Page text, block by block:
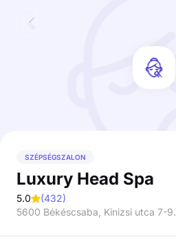
SZÉPSÉGSZALON
Luxury Head Spa
5.0 (432)
5600 Békéscsaba, Kinizsi utca 7-9.